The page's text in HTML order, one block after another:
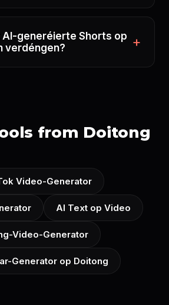
AI-generéierte Shorts op
verdéngen?
from Doitong
Video-Generator
AI Text op Video
Video-Generator
Generator op Doitong